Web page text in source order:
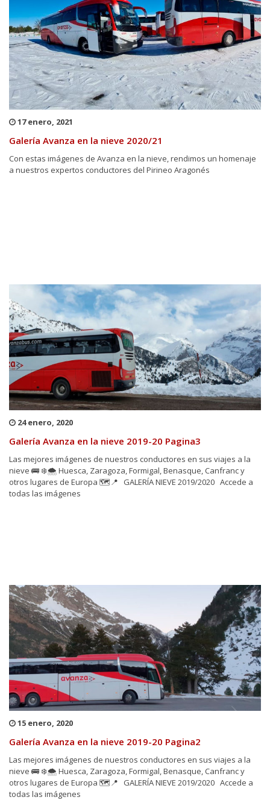
17 enero, 2021
Galería Avanza en la nieve 2020/21
Con estas imágenes de Avanza en la nieve, rendimos un homenaje
a nuestros expertos conductores del Pirineo Aragonés
24 enero, 2020
Galería Avanza en la nieve 2019-20 Pagina3
Las mejores imágenes de nuestros conductores en sus viajes a la
nieve 🚌 ❄️🌨 Huesca, Zaragoza, Formigal, Benasque, Canfranc y
otros lugares de Europa 🗺️📍 GALERÍA NIEVE 2019/2020 Accede a
todas las imágenes
15 enero, 2020
Galería Avanza en la nieve 2019-20 Pagina2
Las mejores imágenes de nuestros conductores en sus viajes a la
nieve 🚌 ❄️🌨 Huesca, Zaragoza, Formigal, Benasque, Canfranc y
otros lugares de Europa 🗺️📍 GALERÍA NIEVE 2019/2020 Accede a
todas las imágenes